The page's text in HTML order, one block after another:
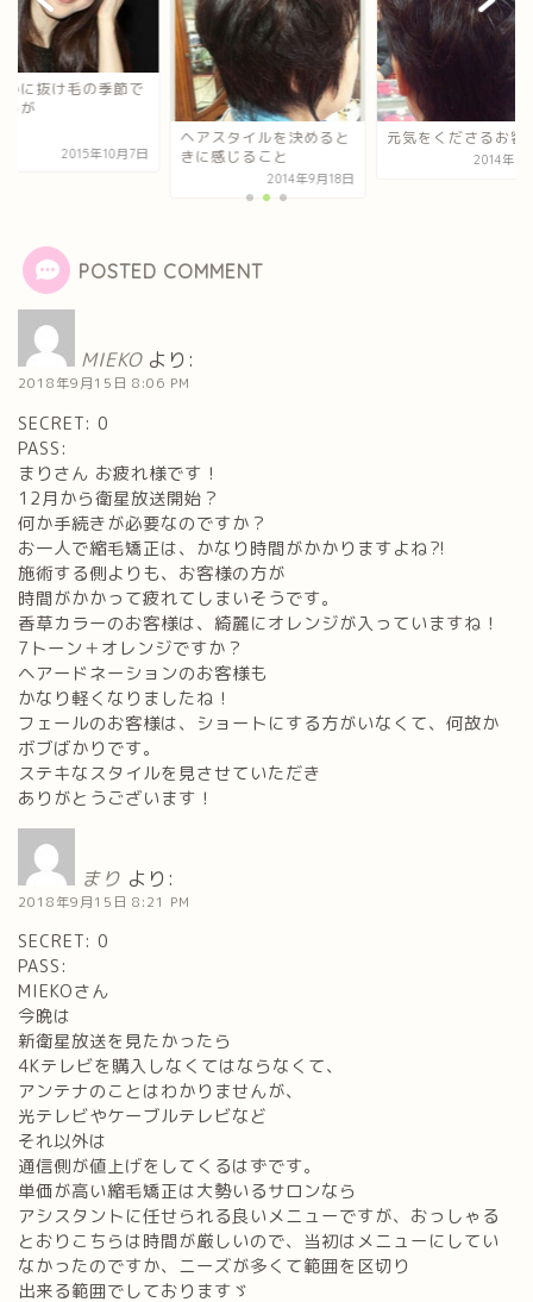
感じること
元気をくださるお客様
2014年2月11日
たしかに抜け毛の
はあるが
2015年
POSTED COMMENT
MIEKO より:
2018年9月15日 8:06 PM
SECRET: 0
PASS:
まりさん お疲れ様です！
12月から衛星放送開始？
何か手続きが必要なのですか？
お一人で縮毛矯正は、かなり時間がかかりますよね⁈
施術する側よりも、お客様の方が
時間がかかって疲れてしまいそうです。
香草カラーのお客様は、綺麗にオレンジが入っていますね！
7トーン＋オレンジですか？
ヘアードネーションのお客様も
かなり軽くなりましたね！
フェールのお客様は、ショートにする方がいなくて、何故か
ボブばかりです。
ステキなスタイルを見させていただき
ありがとうございます！
まり より:
2018年9月15日 8:21 PM
SECRET: 0
PASS:
MIEKOさん
今晩は
新衛星放送を見たかったら
4Kテレビを購入しなくてはならなくて、
アンテナのことはわかりませんが、
光テレビやケーブルテレビなど
それ以外は
通信側が値上げをしてくるはずです。
単価が高い縮毛矯正は大勢いるサロンなら
アシスタントに任せられる良いメニューですが、おっしゃる
とおりこちらは時間が厳しいので、当初はメニューにしてい
なかったのですか、ニーズが多くて範囲を区切り
出来る範囲でしておりますゞ